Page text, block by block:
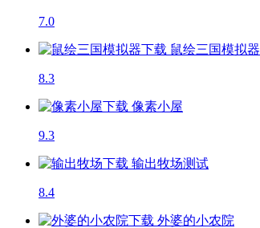
7.0
鼠绘三国模拟器
8.3
像素小屋
9.3
输出牧场测试
8.4
外婆的小农院